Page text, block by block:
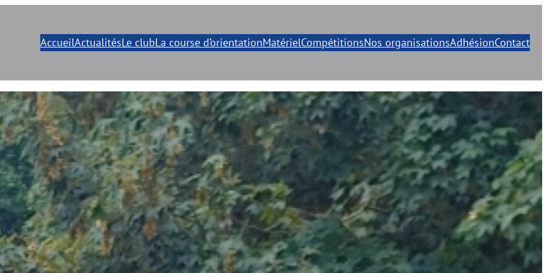
AccueilActualitésLe clubLa course d’orientationMatérielCompétitionsNos organisationsAdhésionContact